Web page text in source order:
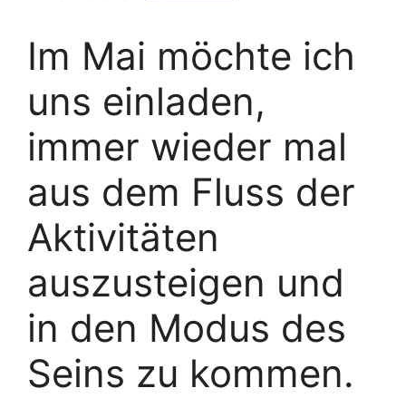
Im Mai möchte ich
uns einladen,
immer wieder mal
aus dem Fluss der
Aktivitäten
auszusteigen und
in den Modus des
Seins zu kommen.